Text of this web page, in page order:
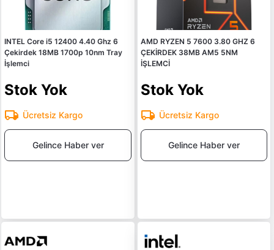
INTEL Core i5 12400 4.40 Ghz 6
Çekirdek 18MB 1700p 10nm Tray
İşlemci
Stok Yok
Ücretsiz Kargo
Gelince Haber ver
AMD RYZEN 5 7600 3.80 GHZ 6
ÇEKİRDEK 38MB AM5 5NM
İŞLEMCİ
Stok Yok
Ücretsiz Kargo
Gelince Haber ver